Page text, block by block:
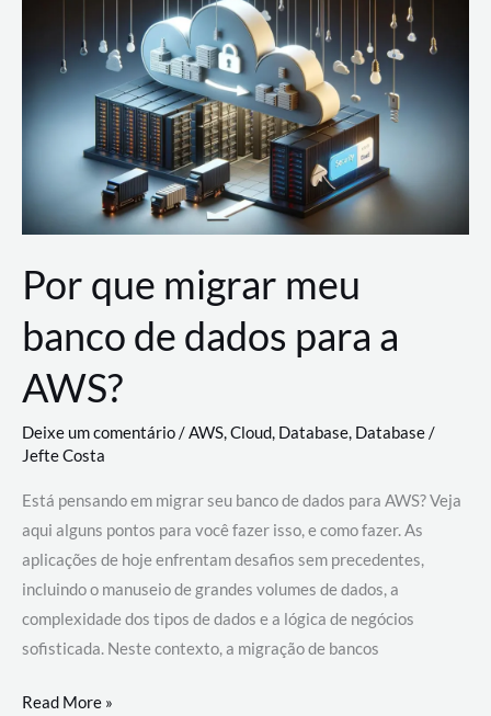
AWS
Por que migrar meu
banco de dados para a
AWS?
Deixe um comentário/AWS,Cloud, Database, Database/
Jefte Costa
Está pensando em migrar seu banco de dados para AWS? Veja
aqui alguns pontos para você fazer isso, e como fazer. As
aplicações de hoje enfrentam desafios sem precedentes,
incluindo o manuseio de grandes volumes de dados, a
complexidade dos tipos de dados e a lógica de negócios
sofisticada. Neste contexto, a migração de bancos
Por
Read More »